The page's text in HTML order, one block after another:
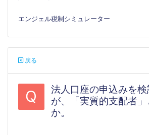
エンジェル税制シミュレーター
戻る
Q
法人口座の申込みを
が、「実質的支配者
か。